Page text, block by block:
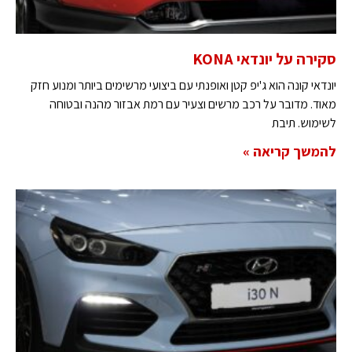
סקירה על יונדאי KONA
יונדאי קונה הוא ג'יפ קטן ואופנתי עם ביצועי מרשימים ביותר ומנוע חזק
מאוד. מדובר על רכב מרשים וצעיר עם רמת אבזור מהנה ובטוחה
לשימוש. תיבת
להמשך קריאה »